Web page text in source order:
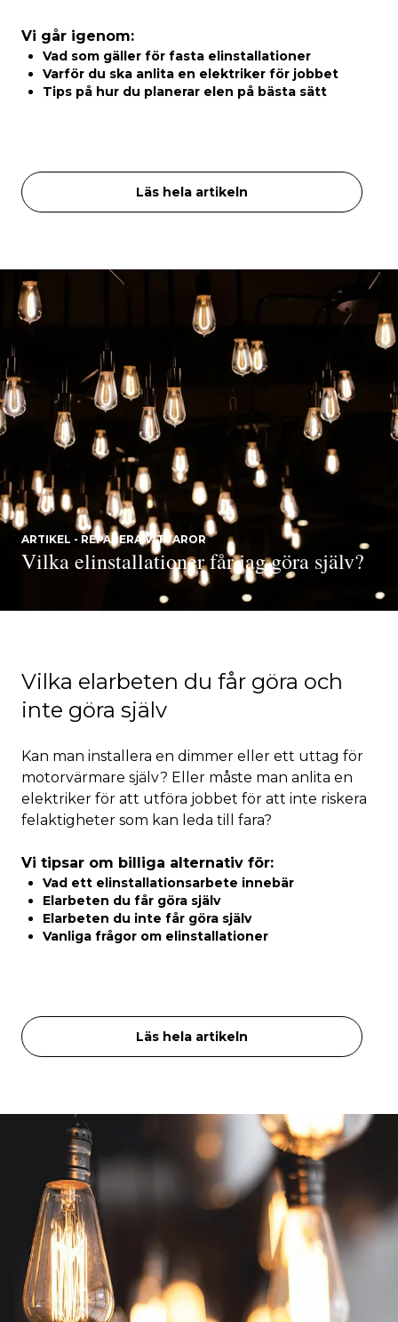
Vi går igenom:
Vad som gäller för fasta elinstallationer
Varför du ska anlita en elektriker för jobbet
Tips på hur du planerar elen på bästa sätt
Läs hela artikeln
Vilka elarbeten du får göra och
inte göra själv
Kan man installera en dimmer eller ett uttag för
motorvärmare själv? Eller måste man anlita en
elektriker för att utföra jobbet för att inte riskera
felaktigheter som kan leda till fara?
Vi tipsar om billiga alternativ för:
Vad ett elinstallationsarbete innebär
Elarbeten du får göra själv
Elarbeten du inte får göra själv
Vanliga frågor om elinstallationer
Läs hela artikeln
ARTIKEL - REPARERA VITVAROR
Vilka elinstallationer får jag göra själv?